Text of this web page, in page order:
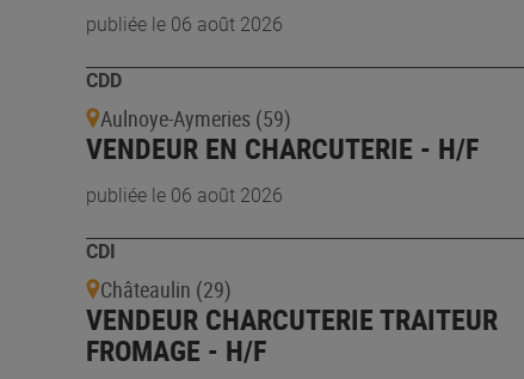
publiée le 06 août 2026
CDD
Aulnoye-Aymeries (59)
VENDEUR EN CHARCUTERIE - H/F
publiée le 06 août 2026
CDI
Châteaulin (29)
VENDEUR CHARCUTERIE TRAITEUR
FROMAGE - H/F